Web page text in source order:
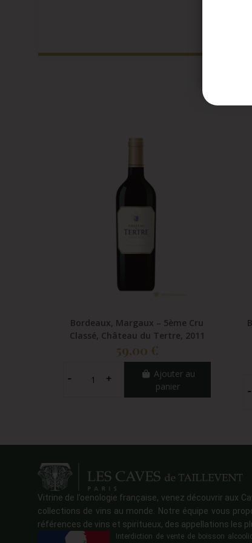
Bordeaux, Margaux – 5ème Cru
Classé, Château du Tertre, 2011
59,00 €
Ajouter au
panier
Vitrine de l’oenologie française, venez découvrir aux
collections de vins au monde. Notre équipe vous
références de vins et spiritueux, des appellations les
Interdiction de vente de boisson